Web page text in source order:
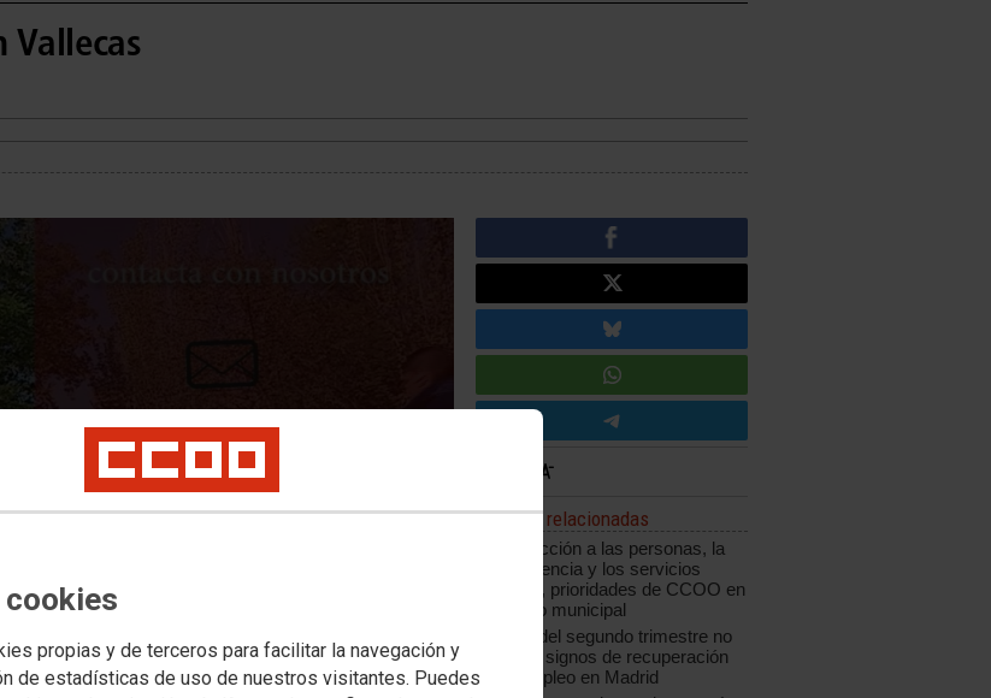
propias y de terceros para facilitar la navegación y
de estadísticas de uso de nuestros visitantes. Puedes
Vallecas
occurred while loading manifest
Noticias relacionadas
La protección a las personas, la
transparencia y los servicios
públicos, prioridades de CCOO en
el ámbito municipal
La EPA del segundo trimestre no
muestra signos de recuperación
en el empleo en Madrid